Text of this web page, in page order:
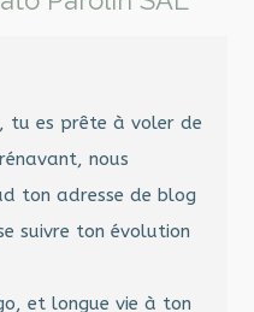
tu es prête à voler de
nous
ton adresse de blog
suivre ton évolution
et longue vie à ton